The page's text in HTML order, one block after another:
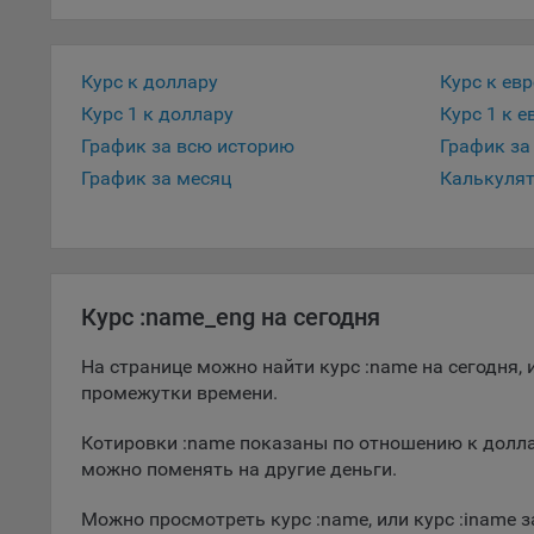
5.2.
5.3.
5.4.
Курс к доллару Курс к
Курс 1 к доллару
Курс 1 к
График за всю историю
График за
График за месяц
Курс :name_eng на сегодня
На странице можно найти курс :name на
промежутки времени.
Котировки :name показаны по отношению к
можно поменять на другие деньги.
Можно просмотреть курс :name, или курс